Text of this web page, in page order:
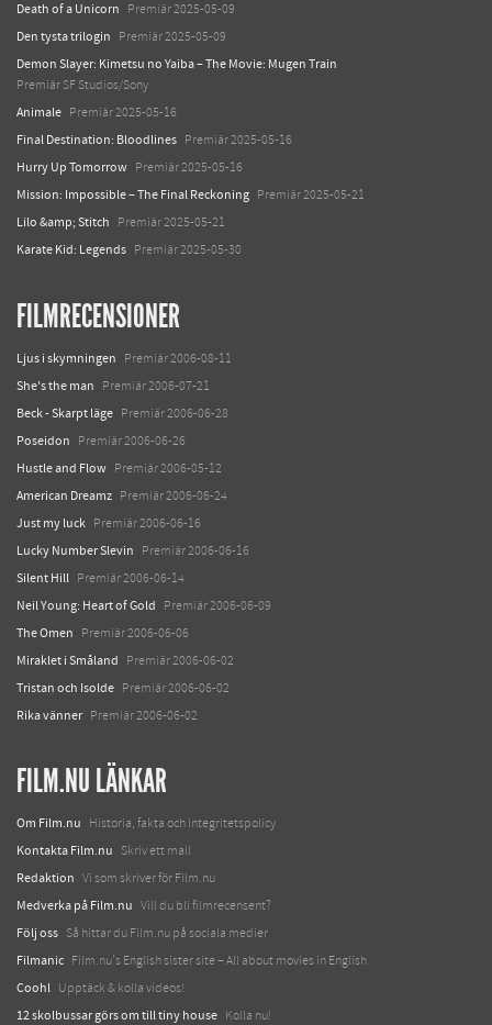
Death of a Unicorn Premiär 2025-05-09
Den tysta trilogin Premiär 2025-05-09
Demon Slayer: Kimetsu no Yaiba – The Movie: Mugen Train
Premiär SF Studios/Sony
Animale Premiär 2025-05-16
Final Destination: Bloodlines Premiär 2025-05-16
Hurry Up Tomorrow Premiär 2025-05-16
Mission: Impossible – The Final Reckoning Premiär 2025-05-21
Lilo &amp; Stitch Premiär 2025-05-21
Karate Kid: Legends Premiär 2025-05-30
FILMRECENSIONER
Ljus i skymningen Premiär 2006-08-11
She's the man Premiär 2006-07-21
Beck - Skarpt läge Premiär 2006-06-28
Poseidon Premiär 2006-06-26
Hustle and Flow Premiär 2006-05-12
American Dreamz Premiär 2006-06-24
Just my luck Premiär 2006-06-16
Lucky Number Slevin Premiär 2006-06-16
Silent Hill Premiär 2006-06-14
Neil Young: Heart of Gold Premiär 2006-06-09
The Omen Premiär 2006-06-06
Miraklet i Småland Premiär 2006-06-02
Tristan och Isolde Premiär 2006-06-02
Rika vänner Premiär 2006-06-02
FILM.NU LÄNKAR
Om Film.nu Historia, fakta och integritetspolicy
Kontakta Film.nu Skriv ett mail
Redaktion Vi som skriver för Film.nu
Medverka på Film.nu Vill du bli filmrecensent?
Följ oss Så hittar du Film.nu på sociala medier
Filmanic Film.nu's English sister site – All about movies in English
Coohl Upptäck & kolla videos!
12 skolbussar görs om till tiny house Kolla nu!